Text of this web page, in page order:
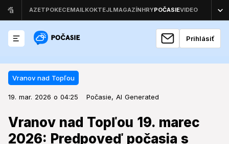
Prihlásiť
Vranov nad Topľou
19. mar. 2026 o 04:25 Počasie, AI Generated
Vranov nad Topľou 19. marec
2026: Predpoveď počasia s
Vranov nad Topľou
Vranov nad Topľou 19. marec
2026: Predpoveď počasia s
teplotami do 10 °C a čiastočnou